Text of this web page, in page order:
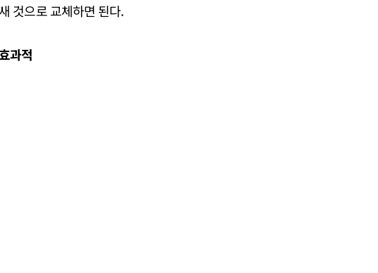
것으로 교체하면 된다.
과적